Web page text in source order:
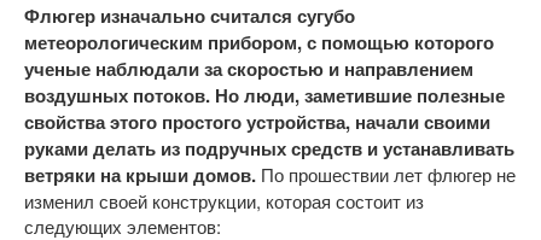
Флюгер изначально считался сугубо
метеорологическим прибором, с помощью которого
ученые наблюдали за скоростью и направлением
воздушных потоков. Но люди, заметившие полезные
свойства этого простого устройства, начали своими
руками делать из подручных средств и устанавливать
ветряки на крыши домов. По прошествии лет флюгер не
изменил своей конструкции, которая состоит из
следующих элементов: